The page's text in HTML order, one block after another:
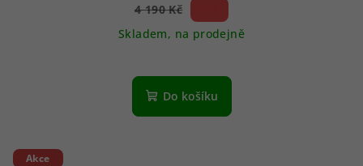
4 190 Kč
Skladem, na prodejně
Do košíku
Akce